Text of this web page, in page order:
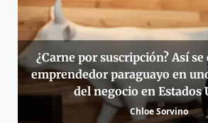
¿Carne por suscripción? Así
emprendedor paraguayo en
del negocio en Estados
Chloe Sorvino